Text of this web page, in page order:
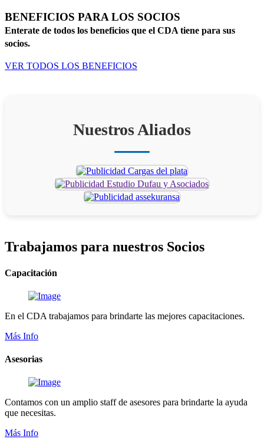
BENEFICIOS PARA LOS SOCIOS
Enterate de todos los beneficios que el CDA tiene para sus
socios.
VER TODOS LOS BENEFICIOS
Nuestros Aliados
Trabajamos para nuestros Socios
Capacitación
En el CDA trabajamos para brindarte las mejores capacitaciones.
Más Info
Asesorias
Contamos con un amplio staff de asesores para brindarte la ayuda
que necesitas.
Más Info